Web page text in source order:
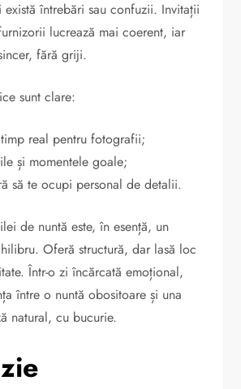
există întrebări sau confuzii. Invitații
lucrează mai coerent, iar
fără griji.
sunt clare:
real pentru fotografii;
și momentele goale;
să te ocupi personal de detalii.
de nuntă este, în esență, un
Oferă structură, dar lasă loc
Într-o zi încărcată emoțional,
între o nuntă obositoare și una
natural, cu bucurie.